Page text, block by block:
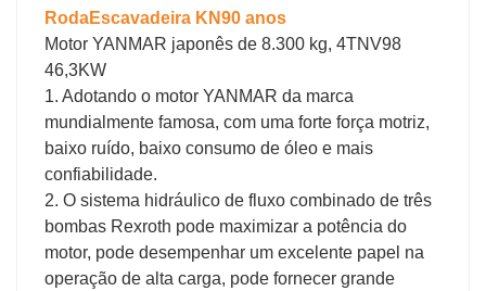
prolongar a vida útil do dispositivo.
5. Bem vibração e efeito de ruído da cabine, cada ar
condicionado quente e frio, torna o uso confortável e
seguro.
RodaEscavadeira KN90 anos
Motor YANMAR japonês de 8.300 kg, 4TNV98
46,3KW
1. Adotando o motor YANMAR da marca
mundialmente famosa, com uma forte força motriz,
baixo ruído, baixo consumo de óleo e mais
confiabilidade.
2. O sistema hidráulico de fluxo combinado de três
bombas Rexroth pode maximizar a potência do
motor, pode desempenhar um excelente papel na
operação de alta carga, pode fornecer grande